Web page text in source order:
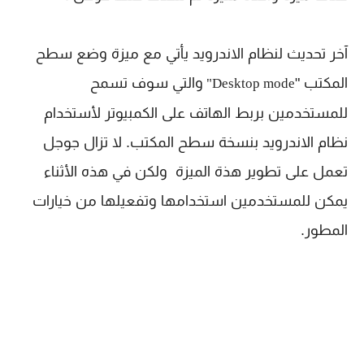
آخر تحديث لنظام الاندرويد يأتي مع ميزة وضع سطح
المكتب "Desktop mode"
والتي سوف تسمح
للمستخدمين بربط الهاتف على الكمبيوتر لأستخدام
نظام الاندرويد بنسخة سطح المكتب. لا تزال جوجل
تعمل على تطوير هذة الميزة ولكن في هذه الأثناء
يمكن للمستخدمين استخدامها وتفعيلها من خيارات
المطور.